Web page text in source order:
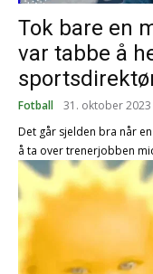
Tok bare en
var tabbe å
Fotball 31. oktober 2023
Det går sjelden bra når
å ta over trenerjobben